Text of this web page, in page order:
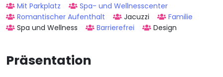
Mit Parkplatz
Spa- und Wellnesscenter
Romantischer Aufenthalt
Jacuzzi
Familie
Spa und Wellness
Barrierefrei Design
Präsentation